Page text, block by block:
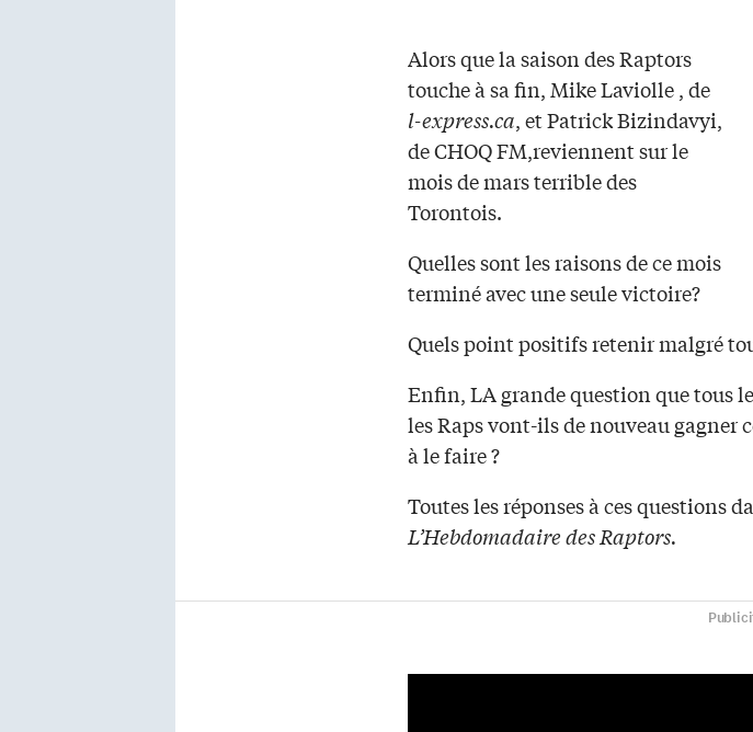
Alors que la saison des Raptors
touche à sa fin, Mike Laviolle , de
l-express.ca, et Patrick Bizindavyi,
de CHOQ FM,reviennent sur le
mois de mars terrible des
Torontois.
Quelles sont les raisons de ce mois
terminé avec une seule victoire?
Quels point positifs retenir malgré
Enfin, LA grande question que tous
les Raps vont-ils de nouveau gagner
à le faire ?
Toutes les réponses à ces questions
L’Hebdomadaire des Raptors.